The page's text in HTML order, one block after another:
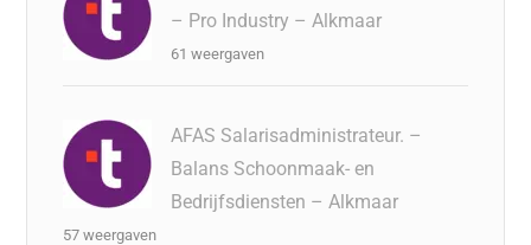
– Pro Industry – Alkmaar
61 weergaven
AFAS Salarisadministrateur. –
Balans Schoonmaak- en
Bedrijfsdiensten – Alkmaar
57 weergaven